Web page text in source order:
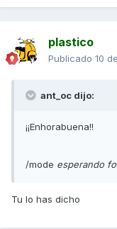
plastico
Publicado 10
ant_oc dijo:
¡¡Enhorabuena!!
/mode esperando
Tu lo has dicho